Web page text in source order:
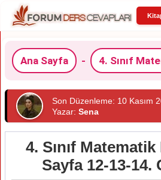
Ana Sayfa - 4. Sınıf
Son Düzenleme: 10 Kasım
Yazar: Sena
4. Sınıf
Sayfa 12-13-14.